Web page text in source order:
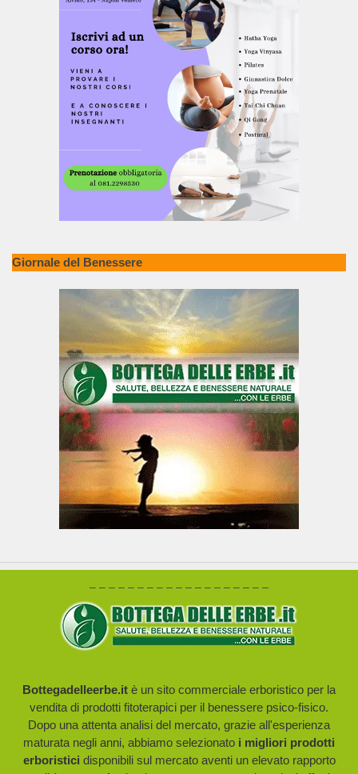
Giornale del Benessere
– – – – – – – – – – – – – – – – – – –
Bottegadelleerbe.it è un sito commerciale erboristico per la
vendita di prodotti fitoterapici per il benessere psico-fisico.
Dopo una attenta analisi del mercato, grazie all'esperienza
maturata negli anni, abbiamo selezionato i migliori prodotti
erboristici disponibili sul mercato aventi un elevato rapporto